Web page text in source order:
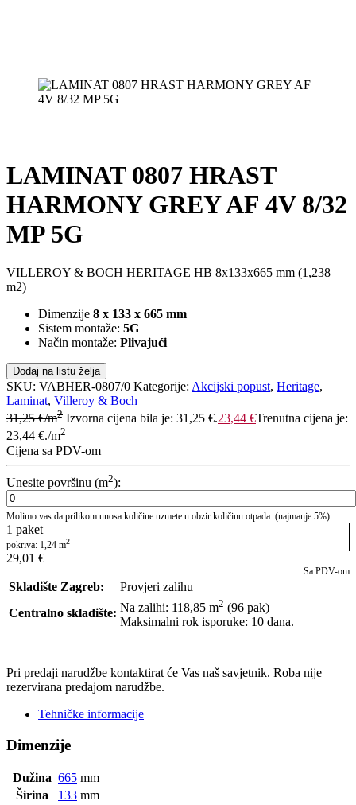
LAMINAT 0807 HRAST
HARMONY GREY AF 4V 8/32
MP 5G
VILLEROY & BOCH HERITAGE HB 8x133x665 mm (1,238
m2)
Dimenzije 8 x 133 x 665 mm
Sistem montaže: 5G
Način montaže: Plivajući
Dodaj na listu želja
SKU: VABHER-0807/0 Kategorije: Akcijski popust, Heritage,
Laminat, Villeroy & Boch
31,25€/m2 Izvorna cijena bila je: 31,25 €.23,44 €Trenutna cijena je:
23,44 €./m2
Cijena sa PDV-om
Unesite površinu (m2):
Molimo vas da prilikom unosa količine uzmete u obzir količinu otpada. (najmanje 5%)
1 paket
pokriva: 1,24 m2
29,01 €
Sa PDV-om
Skladište Zagreb:
Provjeri zalihu
Centralno skladište: Na zalihi: 118,85 m2 (96 pak)
Maksimalni rok isporuke: 10 dana.
Pri predaji narudžbe kontaktirat će Vas naš savjetnik. Roba nije
rezervirana predajom narudžbe.
Tehničke informacije
Dimenzije
Dužina 665 mm
Širina
133 mm